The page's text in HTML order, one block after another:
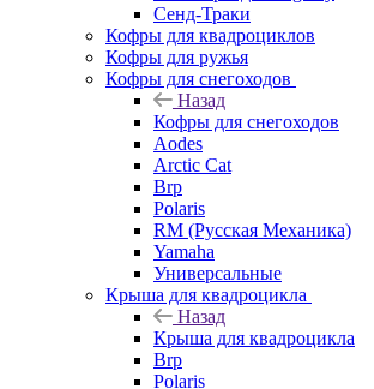
Сенд-Траки
Кофры для квадроциклов
Кофры для ружья
Кофры для снегоходов
Назад
Кофры для снегоходов
Aodes
Arctic Cat
Brp
Polaris
RM (Русская Механика)
Yamaha
Универсальные
Крыша для квадроцикла
Назад
Крыша для квадроцикла
Brp
Polaris